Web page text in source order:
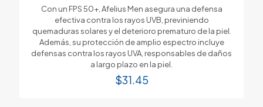
Con un FPS 50+, Afelius Men asegura una defensa
efectiva contra los rayos UVB, previniendo
quemaduras solares y el deterioro prematuro de la piel.
Además, su protección de amplio espectro incluye
defensas contra los rayos UVA, responsables de daños
a largo plazo en la piel.
$31.45